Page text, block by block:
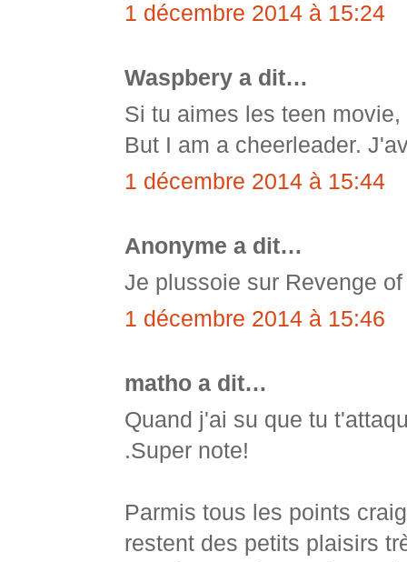
1 décembre 2014 à 15:24
Waspbery a dit…
Si tu aimes les teen
But I am a cheerleader.
1 décembre 2014 à 15:44
Anonyme a dit…
Je plussoie sur Revenge
1 décembre 2014 à 15:46
matho a dit…
Quand j'ai su que tu
.Super note!
Parmis tous les points
restent des petits plaisirs